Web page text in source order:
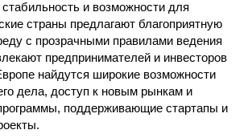
и возможности для
страны предлагают благоприятную
с прозрачными правилами ведения
предпринимателей и инвесторов
найдутся широкие возможности
дела, доступ к новым рынкам и
поддерживающие стартапы и